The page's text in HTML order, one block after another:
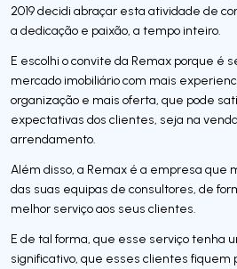
2019 decidi abraçar esta atividade de
a dedicação e paixão, a tempo inteiro.
E escolhi o convite da Remax porque é
mercado imobiliário com mais
organização e mais oferta, que pode
expectativas dos clientes, seja na
arrendamento.
Além disso, a Remax é a empresa que
das suas equipas de consultores, de
melhor serviço aos seus clientes.
E de tal forma, que esse serviço tenha
significativo, que esses clientes fiquem